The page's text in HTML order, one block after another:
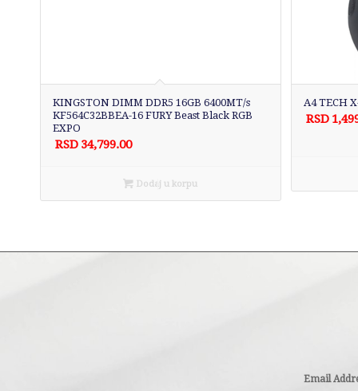
KINGSTON DIMM DDR5 16GB 6400MT/s
KF564C32BBEA-16 FURY Beast Black RGB
EXPO
RSD 34,799.00
Dodaj u korpu
A4 TECH
RSD
Email